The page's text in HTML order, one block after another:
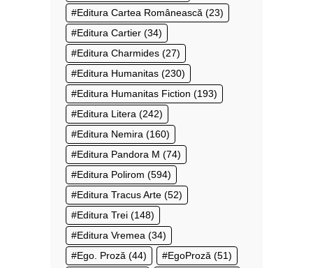
Editura Cartea Românească (23)
Editura Cartier (34)
Editura Charmides (27)
Editura Humanitas (230)
Editura Humanitas Fiction (193)
Editura Litera (242)
Editura Nemira (160)
Editura Pandora M (74)
Editura Polirom (594)
Editura Tracus Arte (52)
Editura Trei (148)
Editura Vremea (34)
Ego. Proză (44) EgoProză (51)